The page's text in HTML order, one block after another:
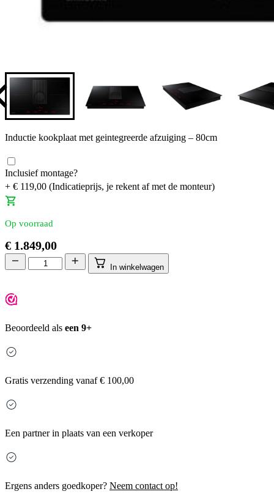
Inductie kookplaat met geintegreerde afzuiging – 80cm
Inclusief montage?
+ € 119,00 (Indicatieprijs, je rekent af met de monteur)
Op voorraad
€ 1.849,00
In winkelwagen
Beoordeeld als een 9+
Gratis verzending vanaf € 100,00
Een partner in plaats van een verkoper
Ergens anders goedkoper? Neem contact op!